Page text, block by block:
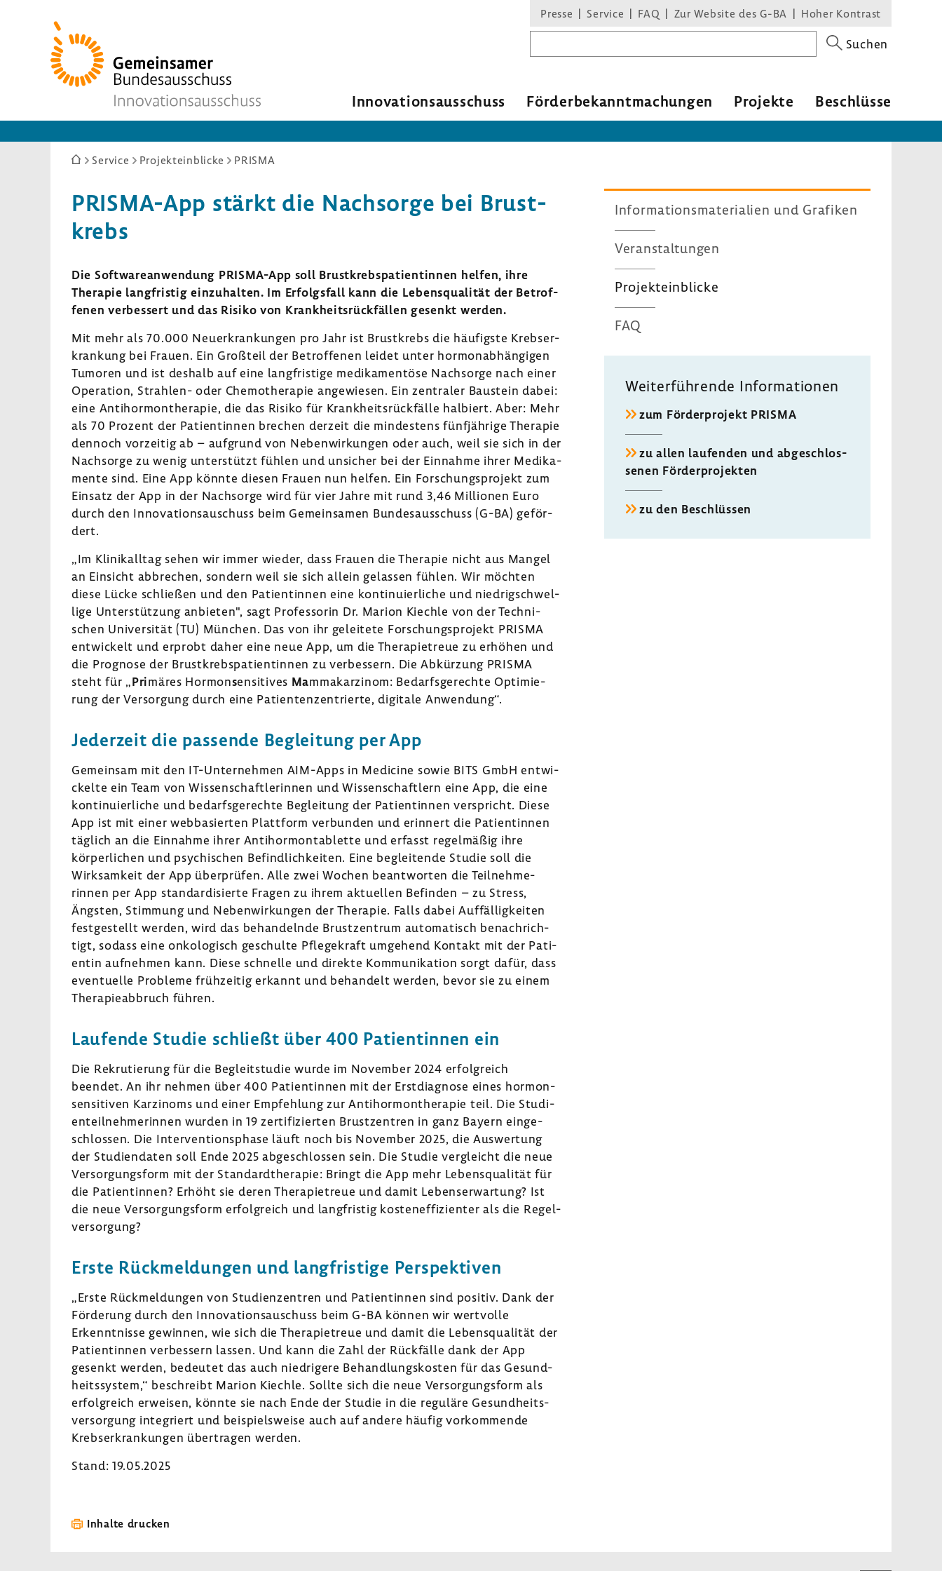
Zur
Startseite
Presse Service FAQ Zur Website des G-BA Hoher Kontrast
Suchen
Inno­va­ti­ons­aus­schuss Förder­be­kannt­ma­chungen Projekte Beschlüsse
Sie
hier:
Service Projekteinblicke PRISMA
PRISMA-​App stärkt die Nach­sorge bei Brust­
krebs
Die Soft­ware­an­wen­dung PRISMA-​App soll Brust­krebs­pa­ti­en­tinnen helfen, ihre
Therapie lang­fristig einzu­halten. Im Erfolgs­fall kann die Lebens­qua­lität der Betrof­
fenen verbes­sert und das Risiko von Krank­heits­rück­fällen gesenkt werden.
Mit mehr als 70.000 Neuerkran­kungen pro Jahr ist Brust­krebs die häufigste Krebs­er­
kran­kung bei Frauen. Ein Groß­teil der Betrof­fenen leidet unter hormon­ab­hän­gigen
Tumoren und ist deshalb auf eine lang­fris­tige medi­ka­men­töse Nach­sorge nach einer
Opera­tion, Strahlen-​ oder Chemo­the­rapie ange­wiesen. Ein zentraler Baustein dabei:
eine Anti­hor­mon­the­rapie, die das Risiko für Krank­heits­rück­fälle halbiert. Aber: Mehr
als 70 Prozent der Pati­en­tinnen brechen derzeit die mindes­tens fünf­jäh­rige Therapie
dennoch vorzeitig ab – aufgrund von Neben­wir­kungen oder auch, weil sie sich in der
Nach­sorge zu wenig unter­stützt fühlen und unsi­cher bei der Einnahme ihrer Medi­ka­
mente sind. Eine App könnte diesen Frauen nun helfen. Ein Forschungs­pro­jekt zum
Einsatz der App in der Nach­sorge wird für vier Jahre mit rund 3,46 Millionen Euro
durch den Inno­va­ti­ons­auschuss beim Gemein­samen Bundes­aus­schuss (G-BA) geför­
dert.
„Im Klinik­alltag sehen wir immer wieder, dass Frauen die Therapie nicht aus Mangel
an Einsicht abbre­chen, sondern weil sie sich allein gelassen fühlen. Wir möchten
diese Lücke schließen und den Pati­en­tinnen eine konti­nu­ier­liche und nied­rig­schwel­
lige Unter­stüt­zung anbieten", sagt Profes­sorin Dr. Marion Kiechle von der Tech­ni­
schen Univer­sität (TU) München. Das von ihr gelei­tete Forschungs­pro­jekt PRISMA
entwi­ckelt und erprobt daher eine neue App, um die Thera­pie­treue zu erhöhen und
die Prognose der Brust­krebs­pa­ti­en­tinnen zu verbes­sern. Die Abkür­zung PRISMA
steht für „Primäres Hormonsensi­tives Mammakar­zinom: Bedarfs­ge­rechte Opti­mie­
rung der Versor­gung durch eine Pati­en­ten­zen­trierte, digi­tale Anwen­dung“.
Jeder­zeit die passende Beglei­tung per App
Gemeinsam mit den IT-​Unternehmen AIM-​Apps in Medi­cine sowie BITS GmbH entwi­
ckelte ein Team von Wissen­schaft­le­rinnen und Wissen­schaft­lern eine App, die eine
konti­nu­ier­liche und bedarfs­ge­rechte Beglei­tung der Pati­en­tinnen verspricht. Diese
App ist mit einer webba­sierten Platt­form verbunden und erin­nert die Pati­en­tinnen
täglich an die Einnahme ihrer Anti­hor­mon­ta­blette und erfasst regel­mäßig ihre
körper­li­chen und psychi­schen Befind­lich­keiten. Eine beglei­tende Studie soll die
Wirk­sam­keit der App über­prüfen. Alle zwei Wochen beant­worten die Teil­neh­me­
rinnen per App stan­dar­di­sierte Fragen zu ihrem aktu­ellen Befinden – zu Stress,
Ängsten, Stim­mung und Neben­wir­kungen der Therapie. Falls dabei Auffäl­lig­keiten
fest­ge­stellt werden, wird das behan­delnde Brust­zen­trum auto­ma­tisch benach­rich­
tigt, sodass eine onko­lo­gisch geschulte Pfle­ge­kraft umge­hend Kontakt mit der Pati­
entin aufnehmen kann. Diese schnelle und direkte Kommu­ni­ka­tion sorgt dafür, dass
even­tu­elle Probleme früh­zeitig erkannt und behan­delt werden, bevor sie zu einem
Thera­pie­ab­bruch führen.
Laufende Studie schließt über 400 Pati­en­tinnen ein
Die Rekru­tie­rung für die Begleit­studie wurde im November 2024 erfolg­reich
beendet. An ihr nehmen über 400 Pati­en­tinnen mit der Erst­dia­gnose eines hormon­
sen­si­tiven Karzi­noms und einer Empfeh­lung zur Anti­hor­mon­the­rapie teil. Die Studi­
en­teil­neh­me­rinnen wurden in 19 zerti­fi­zierten Brust­zen­tren in ganz Bayern einge­
schlossen. Die Inter­ven­ti­ons­phase läuft noch bis November 2025, die Auswer­tung
der Studi­en­daten soll Ende 2025 abge­schlossen sein. Die Studie vergleicht die neue
Versor­gungs­form mit der Stan­dard­the­rapie: Bringt die App mehr Lebens­qua­lität für
die Pati­en­tinnen? Erhöht sie deren Thera­pie­treue und damit Lebens­er­war­tung? Ist
die neue Versor­gungs­form erfolg­reich und lang­fristig kosten­ef­fi­zi­enter als die Regel­
ver­sor­gung?
Erste Rück­mel­dungen und lang­fris­tige Perspek­tiven
„Erste Rück­mel­dungen von Studi­en­zen­tren und Pati­en­tinnen sind positiv. Dank der
Förde­rung durch den Inno­va­ti­ons­auschuss beim G-BA können wir wert­volle
Erkennt­nisse gewinnen, wie sich die Thera­pie­treue und damit die Lebens­qua­lität der
Pati­en­tinnen verbes­sern lassen. Und kann die Zahl der Rück­fälle dank der App
gesenkt werden, bedeutet das auch nied­ri­gere Behand­lungs­kosten für das Gesund­
heits­system,“ beschreibt Marion Kiechle. Sollte sich die neue Versor­gungs­form als
erfolg­reich erweisen, könnte sie nach Ende der Studie in die regu­läre Gesund­heits­
ver­sor­gung inte­griert und beispiels­weise auch auf andere häufig vorkom­mende
Krebs­er­kran­kungen über­tragen werden.
Stand: 19.05.2025
Infor­ma­ti­ons­ma­te­ria­lien und Grafiken
Veran­stal­tungen
Projekt­ein­blicke
FAQ
Weiter­füh­rende Infor­ma­tionen
zum Förder­pro­jekt PRISMA
zu allen laufenden und abge­schlos­
senen Förder­pro­jekten
zu den Beschlüssen
Inhalte drucken